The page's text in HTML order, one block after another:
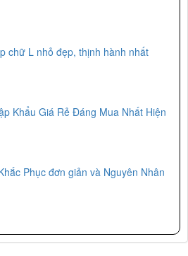
chữ L nhỏ đẹp, thịnh hành nhất
Khẩu Giá Rẻ Đáng Mua Nhất Hiện
Phục đơn giản và Nguyên Nhân